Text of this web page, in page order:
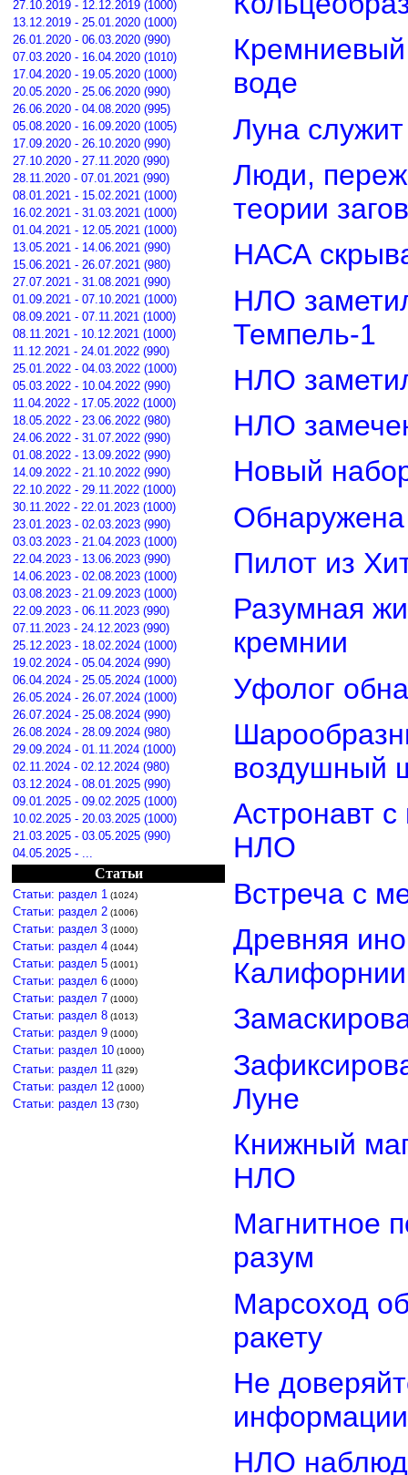
27.10.2019 - 12.12.2019 (1000)
13.12.2019 - 25.01.2020 (1000)
26.01.2020 - 06.03.2020 (990)
07.03.2020 - 16.04.2020 (1010)
17.04.2020 - 19.05.2020 (1000)
20.05.2020 - 25.06.2020 (990)
26.06.2020 - 04.08.2020 (995)
05.08.2020 - 16.09.2020 (1005)
17.09.2020 - 26.10.2020 (990)
27.10.2020 - 27.11.2020 (990)
28.11.2020 - 07.01.2021 (990)
08.01.2021 - 15.02.2021 (1000)
16.02.2021 - 31.03.2021 (1000)
01.04.2021 - 12.05.2021 (1000)
13.05.2021 - 14.06.2021 (990)
15.06.2021 - 26.07.2021 (980)
27.07.2021 - 31.08.2021 (990)
01.09.2021 - 07.10.2021 (1000)
08.09.2021 - 07.11.2021 (1000)
08.11.2021 - 10.12.2021 (1000)
11.12.2021 - 24.01.2022 (990)
25.01.2022 - 04.03.2022 (1000)
05.03.2022 - 10.04.2022 (990)
11.04.2022 - 17.05.2022 (1000)
18.05.2022 - 23.06.2022 (980)
24.06.2022 - 31.07.2022 (990)
01.08.2022 - 13.09.2022 (990)
14.09.2022 - 21.10.2022 (990)
22.10.2022 - 29.11.2022 (1000)
30.11.2022 - 22.01.2023 (1000)
23.01.2023 - 02.03.2023 (990)
03.03.2023 - 21.04.2023 (1000)
22.04.2023 - 13.06.2023 (990)
14.06.2023 - 02.08.2023 (1000)
03.08.2023 - 21.09.2023 (1000)
22.09.2023 - 06.11.2023 (990)
07.11.2023 - 24.12.2023 (990)
25.12.2023 - 18.02.2024 (1000)
19.02.2024 - 05.04.2024 (990)
06.04.2024 - 25.05.2024 (1000)
26.05.2024 - 26.07.2024 (1000)
26.07.2024 - 25.08.2024 (990)
26.08.2024 - 28.09.2024 (980)
29.09.2024 - 01.11.2024 (1000)
02.11.2024 - 02.12.2024 (980)
03.12.2024 - 08.01.2025 (990)
09.01.2025 - 09.02.2025 (1000)
10.02.2025 - 20.03.2025 (1000)
21.03.2025 - 03.05.2025 (990)
04.05.2025 - ...
Статьи
Статьи: раздел 1 (1024)
Статьи: раздел 2 (1006)
Статьи: раздел 3 (1000)
Статьи: раздел 4 (1044)
Статьи: раздел 5 (1001)
Статьи: раздел 6 (1000)
Статьи: раздел 7 (1000)
Статьи: раздел 8 (1013)
Статьи: раздел 9 (1000)
Статьи: раздел 10 (1000)
Статьи: раздел 11 (329)
Статьи: раздел 12 (1000)
Статьи: раздел 13 (730)
воде
Луна
Люди,
теории
НАСА
НЛО
Темпель-1
НЛО
НЛО
Новый
Обнаружена
Пилот из
Разумная
кремнии
Уфолог
воздушный
Астронавт
НЛО
Встреча с
Древняя
Калифорнии
Луне
Книжный
НЛО
Магнитное
разум
Марсоход
ракету
Не
информации
НЛО